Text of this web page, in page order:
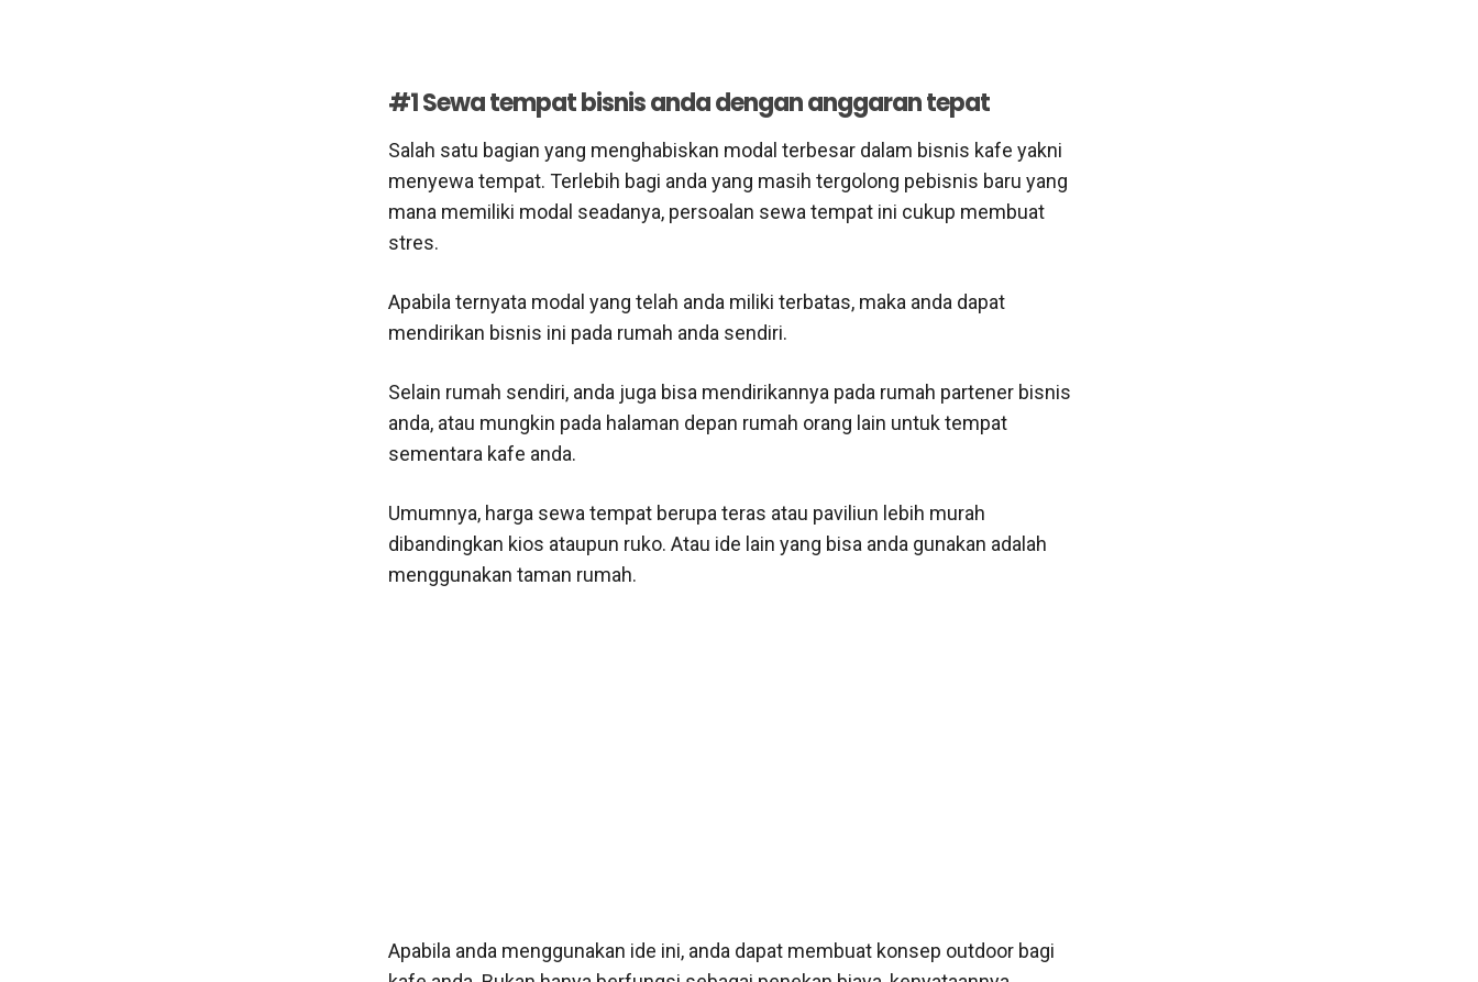
#1 Sewa tempat bisnis anda dengan anggaran tepat
Salah satu bagian yang menghabiskan modal terbesar dalam bisnis kafe yakni
menyewa tempat. Terlebih bagi anda yang masih tergolong pebisnis baru yang
mana memiliki modal seadanya, persoalan sewa tempat ini cukup membuat
stres.
Apabila ternyata modal yang telah anda miliki terbatas, maka anda dapat
mendirikan bisnis ini pada rumah anda sendiri.
Selain rumah sendiri, anda juga bisa mendirikannya pada rumah partener bisnis
anda, atau mungkin pada halaman depan rumah orang lain untuk tempat
sementara kafe anda.
Umumnya, harga sewa tempat berupa teras atau paviliun lebih murah
dibandingkan kios ataupun ruko. Atau ide lain yang bisa anda gunakan adalah
menggunakan taman rumah.
Apabila anda menggunakan ide ini, anda dapat membuat konsep outdoor bagi